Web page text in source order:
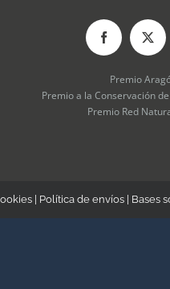
Premio
Premio a la Conservación
Premio Red
| Política de envíos| Bases